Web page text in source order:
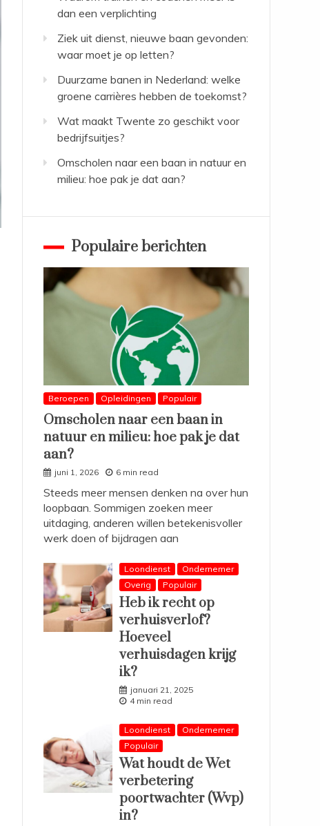
dan een verplichting
Ziek uit dienst, nieuwe baan gevonden:
waar moet je op letten?
Duurzame banen in Nederland: welke
groene carrières hebben de toekomst?
Wat maakt Twente zo geschikt voor
bedrijfsuitjes?
Omscholen naar een baan in natuur en
milieu: hoe pak je dat aan?
Populaire berichten
Beroepen Opleidingen Populair
Omscholen naar een baan in
natuur en milieu: hoe pak je dat
aan?
juni 1, 2026 6 min read
Steeds meer mensen denken na over hun
loopbaan. Sommigen zoeken meer
uitdaging, anderen willen betekenisvoller
werk doen of bijdragen aan
Loondienst
Ondernemer
Overig
Populair
Heb ik recht op
verhuisverlof?
Hoeveel
verhuisdagen krijg
ik?
januari 21, 2025
4 min read
Loondienst
Ondernemer
Populair
Wat houdt de Wet
verbetering
poortwachter (Wvp)
in?